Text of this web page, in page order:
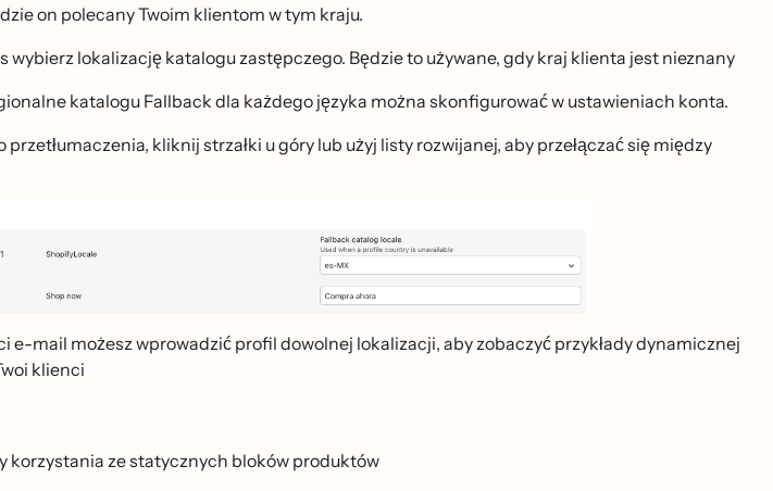
on polecany Twoim klientom w tym kraju.
wybierz lokalizację katalogu zastępczego. Będzie to używane, gdy kraj klienta jest nieznany
katalogu Fallback dla każdego języka można skonfigurować w ustawieniach konta.
przetłumaczenia, kliknij strzałki u góry lub użyj listy rozwijanej, aby przełączać się między
e-mail możesz wprowadzić profil dowolnej lokalizacji, aby zobaczyć przykłady dynamicznej
klienci
korzystania ze statycznych bloków produktów